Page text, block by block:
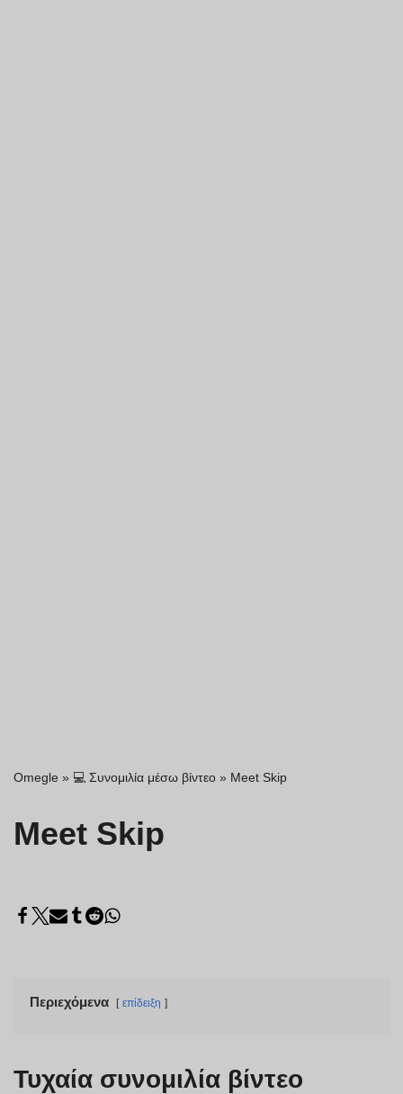
Omegle » 💻 Συνομιλία μέσω βίντεο » Meet Skip
Meet Skip
Περιεχόμενα επίδειξη
Τυχαία συνομιλία βίντεο